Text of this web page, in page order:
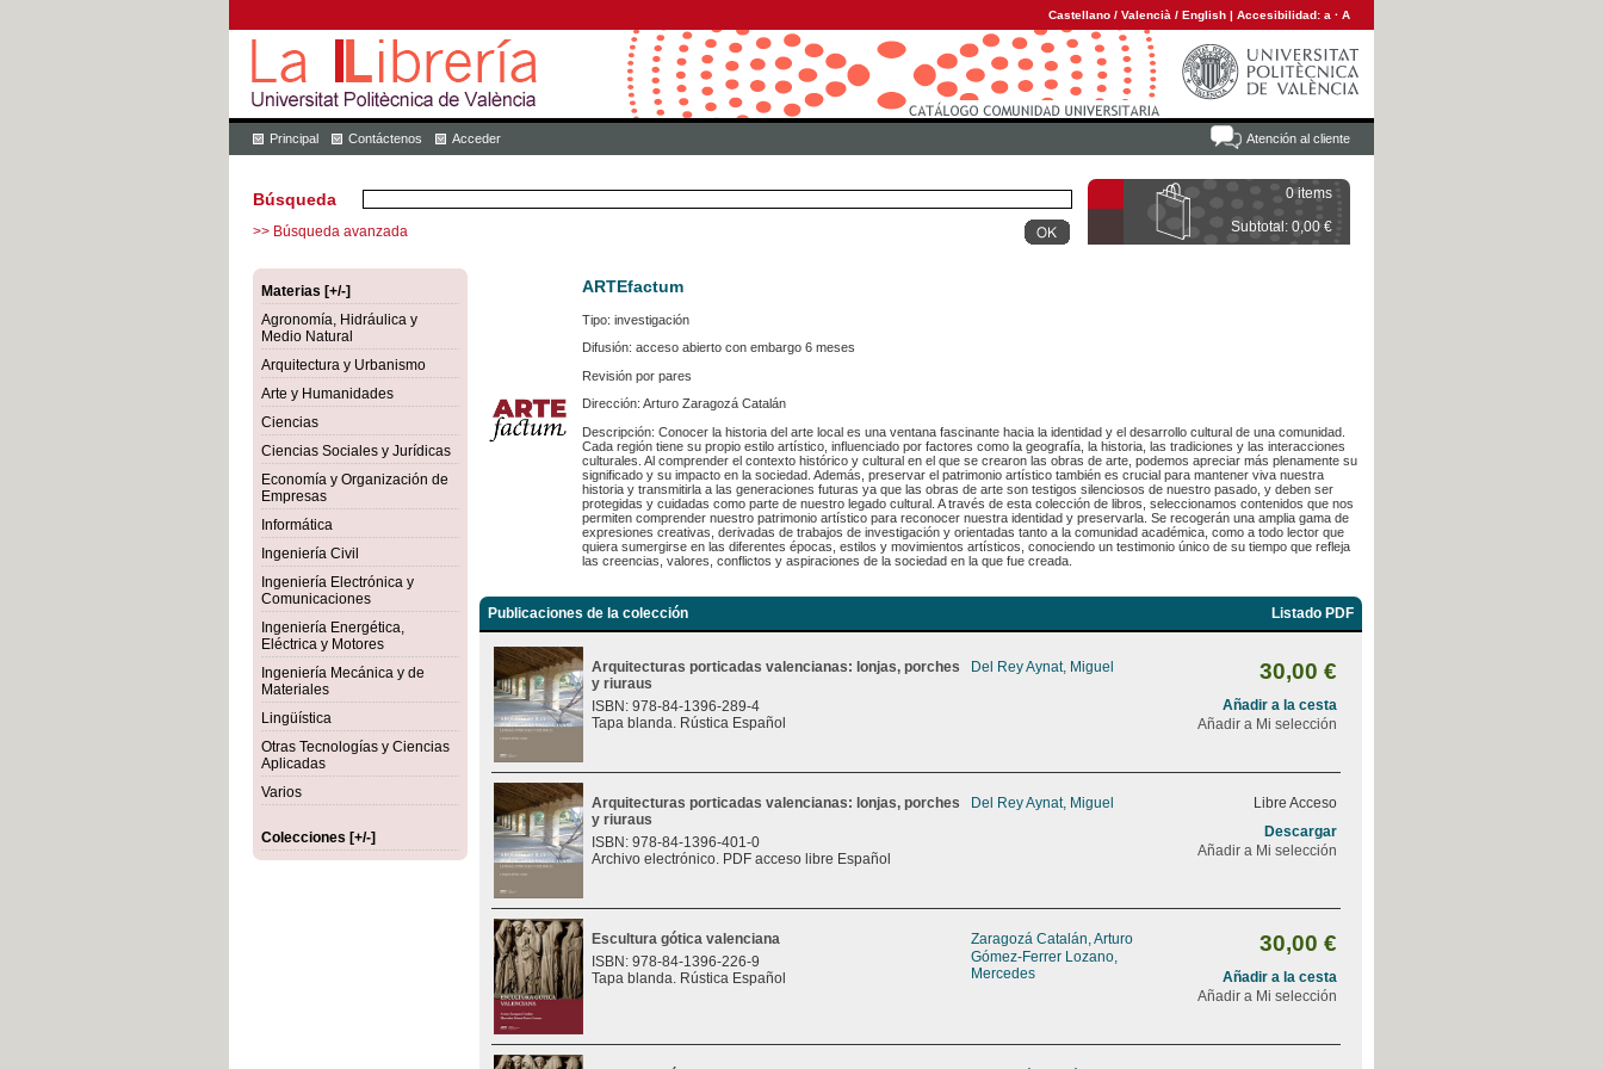
Castellano / Valencià / English | Accesibilidad: a · A
Atención al cliente
Principal Contáctenos Acceder
0 items
Subtotal: 0,00 €
Búsqueda
>> Búsqueda avanzada
Materias [+/-]
Agronomía, Hidráulica y
Medio Natural
Arquitectura y Urbanismo
Arte y Humanidades
Ciencias
Ciencias Sociales y Jurídicas
Economía y Organización de
Empresas
Informática
Ingeniería Civil
Ingeniería Electrónica y
Comunicaciones
Ingeniería Energética,
Eléctrica y Motores
Ingeniería Mecánica y de
Materiales
Lingüística
Otras Tecnologías y Ciencias
Aplicadas
Varios
Colecciones [+/-]
ARTEfactum
Tipo: investigación
Difusión: acceso abierto con embargo 6 meses
Revisión por pares
Dirección: Arturo Zaragozá Catalán
Descripción: Conocer la historia del arte local es una ventana fascinante hacia la identidad y el desarrollo cultural de una comunidad.
Cada región tiene su propio estilo artístico, influenciado por factores como la geografía, la historia, las tradiciones y las interacciones
culturales. Al comprender el contexto histórico y cultural en el que se crearon las obras de arte, podemos apreciar más plenamente su
significado y su impacto en la sociedad. Además, preservar el patrimonio artístico también es crucial para mantener viva nuestra
historia y transmitirla a las generaciones futuras ya que las obras de arte son testigos silenciosos de nuestro pasado, y deben ser
protegidas y cuidadas como parte de nuestro legado cultural. A través de esta colección de libros, seleccionamos contenidos que nos
permiten comprender nuestro patrimonio artístico para reconocer nuestra identidad y preservarla. Se recogerán una amplia gama de
expresiones creativas, derivadas de trabajos de investigación y orientadas tanto a la comunidad académica, como a todo lector que
quiera sumergirse en las diferentes épocas, estilos y movimientos artísticos, conociendo un testimonio único de su tiempo que refleja
las creencias, valores, conflictos y aspiraciones de la sociedad en la que fue creada.
Publicaciones de la colección Listado PDF
Arquitecturas porticadas valencianas: lonjas, porches
y riuraus
ISBN: 978-84-1396-289-4
Tapa blanda. Rústica Español
Del Rey Aynat, Miguel 30,00 €
Añadir a la cesta
Añadir a Mi selección
Arquitecturas porticadas valencianas: lonjas, porches
y riuraus
ISBN: 978-84-1396-401-0
Archivo electrónico. PDF acceso libre Español
Del Rey Aynat, Miguel
Libre Acceso
Descargar
Añadir a Mi selección
Escultura gótica valenciana
ISBN: 978-84-1396-226-9
Tapa blanda. Rústica Español
Zaragozá Catalán, Arturo
Gómez-Ferrer Lozano,
Mercedes
30,00 €
Añadir a la cesta
Añadir a Mi selección